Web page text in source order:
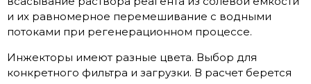
и их равномерное перемешивание с водными
потоками при регенерационном процессе.
Инжекторы имеют разные цвета. Выбор для
конкретного фильтра и загрузки. В расчет берется